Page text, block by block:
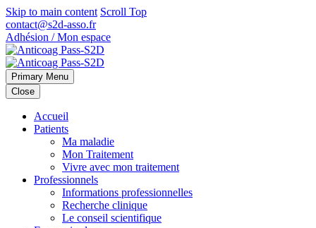
Skip to main content Scroll Top
contact@s2d-asso.fr
Adhésion / Mon espace
Primary Menu
Close
Accueil
Patients
Ma maladie
Mon Traitement
Vivre avec mon traitement
Professionnels
Informations professionnelles
Recherche clinique
Le conseil scientifique